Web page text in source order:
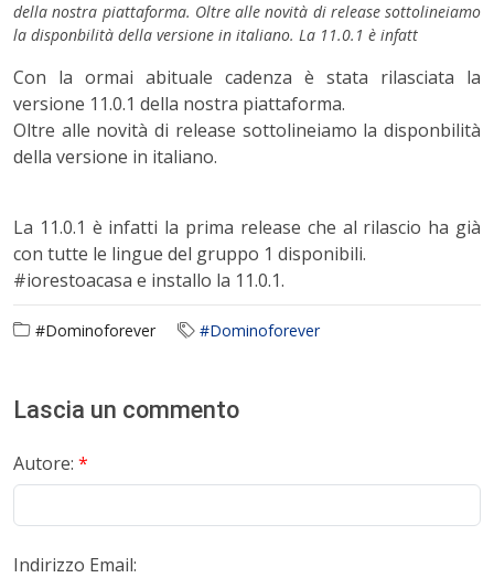
della nostra piattaforma. Oltre alle novità di release sottolineiamo
la disponbilità della versione in italiano. La 11.0.1 è infatt
Con la ormai abituale cadenza è stata rilasciata la
versione 11.0.1 della nostra piattaforma.
Oltre alle novità di release sottolineiamo la disponbilità
della versione in italiano.
La 11.0.1 è infatti la prima release che al rilascio ha già
con tutte le lingue del gruppo 1 disponibili.
#iorestoacasa e installo la 11.0.1.
#Dominoforever #Dominoforever
Lascia un commento
Autore: *
Indirizzo Email: